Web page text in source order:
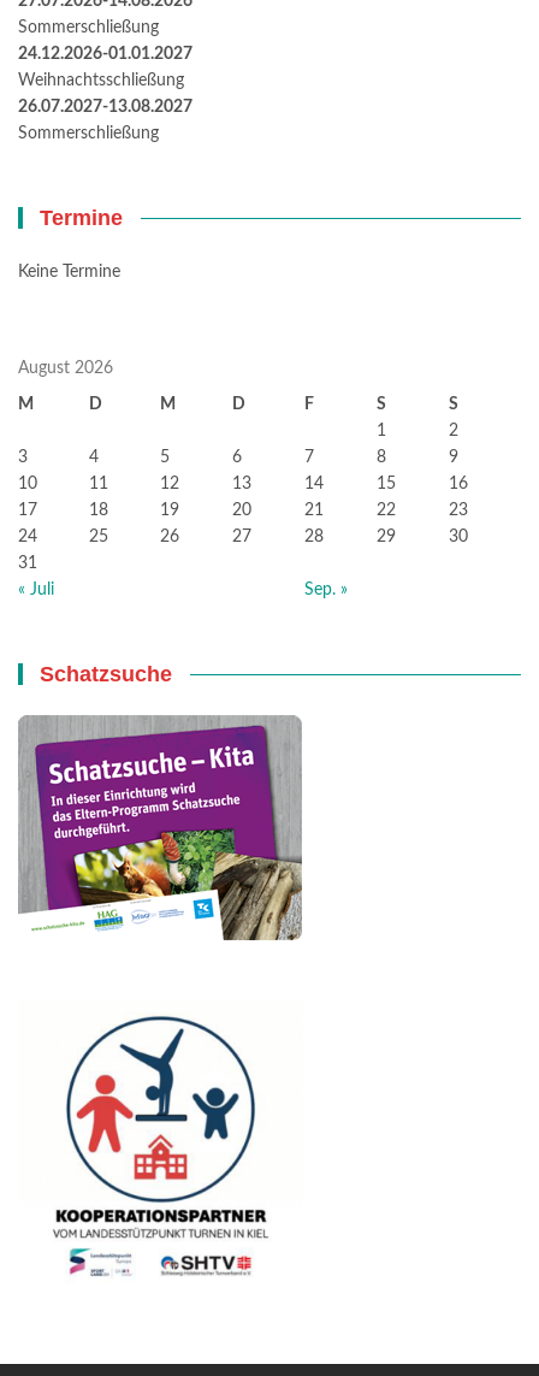
Sommerschließung
24.12.2026-01.01.2027
Weihnachtsschließung
26.07.2027-13.08.2027
Sommerschließung
Termine
Keine Termine
August 2026
M D M D F S
S
1
2
3
4 5 6 7 8
9
10
11 12 13 14 15
16
17
18 19 20 21 22
23
24
25 26 27 28 29
30
31
« Juli
Sep. »
Schatzsuche